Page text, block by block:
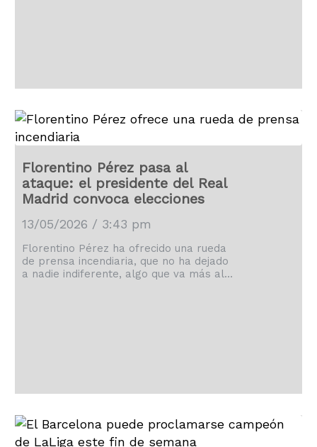
Florentino Pérez pasa al
ataque: el presidente del Real
Madrid convoca elecciones
13/05/2026 / 3:43 pm
Florentino Pérez ha ofrecido una rueda
de prensa incendiaria, que no ha dejado
a nadie indiferente, algo que va más allá